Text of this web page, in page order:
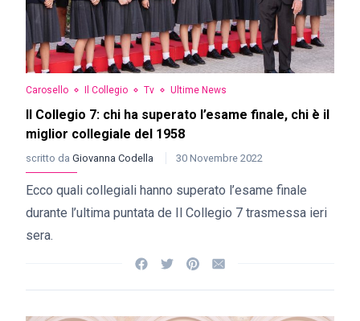
Carosello Il Collegio Tv Ultime News
Il Collegio 7: chi ha superato l’esame finale, chi è il
miglior collegiale del 1958
scritto da Giovanna Codella 30 Novembre 2022
Ecco quali collegiali hanno superato l’esame finale
durante l’ultima puntata de Il Collegio 7 trasmessa ieri
sera.